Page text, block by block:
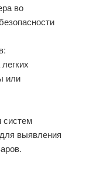
во
или
систем
выявления